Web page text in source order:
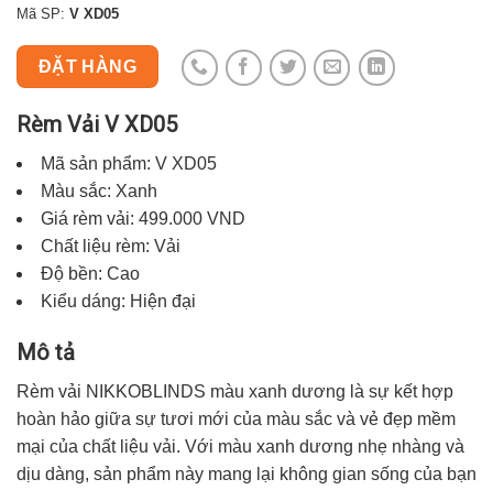
Mã SP: V XD05
ĐẶT HÀNG
Rèm Vải V XD05
Mã sản phẩm: V XD05
Màu sắc: Xanh
Giá rèm vải: 499.000 VND
Chất liệu rèm: Vải
Độ bền: Cao
Kiểu dáng: Hiện đại
Mô tả
Rèm vải NIKKOBLINDS màu xanh dương là sự kết hợp
hoàn hảo giữa sự tươi mới của màu sắc và vẻ đẹp mềm
mại của chất liệu vải. Với màu xanh dương nhẹ nhàng và
dịu dàng, sản phẩm này mang lại không gian sống của bạn